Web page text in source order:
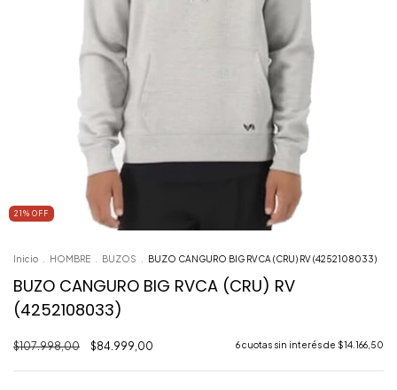
21 % OFF
Inicio HOMBRE BUZOS BUZO CANGURO BIG RVCA (CRU) RV (4252108033)
BUZO CANGURO BIG RVCA (CRU) RV
(4252108033)
$107.998,00 $84.999,00 6cuotas sin interés de $14.166,50